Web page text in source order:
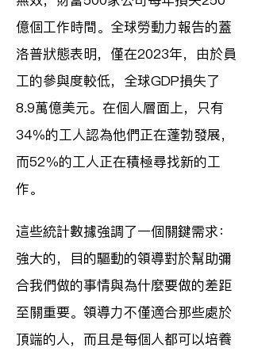
億個工作時間。全球勞動力報告的蓋
洛普狀態表明，僅在2023年，由於員
工的參與度較低，全球GDP損失了
8.9萬億美元。在個人層面上，只有
34％的工人認為他們正在蓬勃發展，
而52％的工人正在積極尋找新的工
作。
這些統計數據強調了一個關鍵需求：
強大的，目的驅動的領導對於幫助彌
合我們做的事情與為什麼要做的差距
至關重要。領導力不僅適合那些處於
頂端的人，而且是每個人都可以培養